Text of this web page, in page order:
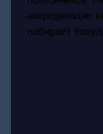
аккредитации
набирает